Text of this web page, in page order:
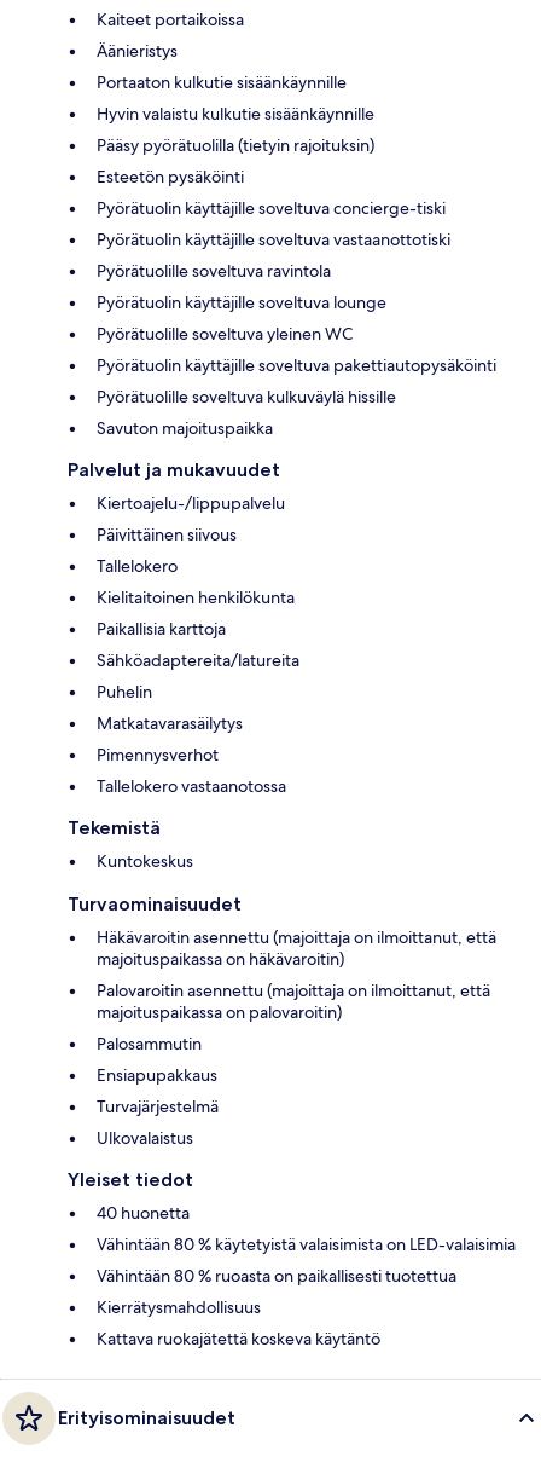
Kaiteet portaikoissa
Äänieristys
Portaaton kulkutie sisäänkäynnille
Hyvin valaistu kulkutie sisäänkäynnille
Pääsy pyörätuolilla (tietyin rajoituksin)
Esteetön pysäköinti
Pyörätuolin käyttäjille soveltuva concierge-tiski
Pyörätuolin käyttäjille soveltuva vastaanottotiski
Pyörätuolille soveltuva ravintola
Pyörätuolin käyttäjille soveltuva lounge
Pyörätuolille soveltuva yleinen WC
Pyörätuolin käyttäjille soveltuva pakettiautopysäköinti
Pyörätuolille soveltuva kulkuväylä hissille
Savuton majoituspaikka
Palvelut ja mukavuudet
Kiertoajelu-/lippupalvelu
Päivittäinen siivous
Tallelokero
Kielitaitoinen henkilökunta
Paikallisia karttoja
Sähköadaptereita/latureita
Puhelin
Matkatavarasäilytys
Pimennysverhot
Tallelokero vastaanotossa
Tekemistä
Kuntokeskus
Turvaominaisuudet
Häkävaroitin asennettu (majoittaja on ilmoittanut, että
majoituspaikassa on häkävaroitin)
Palovaroitin asennettu (majoittaja on ilmoittanut, että
majoituspaikassa on palovaroitin)
Palosammutin
Ensiapupakkaus
Turvajärjestelmä
Ulkovalaistus
Yleiset tiedot
40 huonetta
Vähintään 80 % käytetyistä valaisimista on LED-valaisimia
Vähintään 80 % ruoasta on paikallisesti tuotettua
Kierrätysmahdollisuus
Kattava ruokajätettä koskeva käytäntö
Erityisominaisuudet